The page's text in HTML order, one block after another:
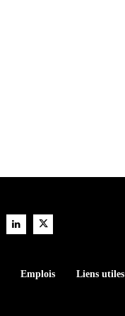
Emplois Liens utiles